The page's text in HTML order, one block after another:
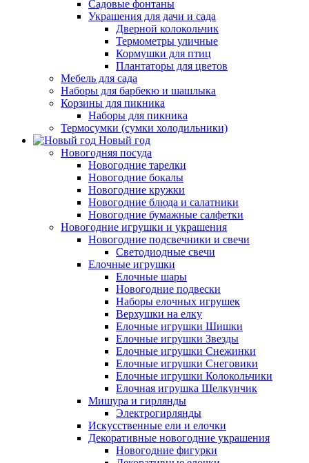
Садовые фонтаны
Украшения для дачи и сада
Дверной колокольчик
Термометры уличные
Кормушки для птиц
Плантаторы для цветов
Мебель для сада
Наборы для барбекю и шашлыка
Корзины для пикника
Наборы для пикника
Термосумки (сумки холодильники)
Новый год
Новогодняя посуда
Новогодние тарелки
Новогодние бокалы
Новогодние кружки
Новогодние блюда и салатники
Новогодние бумажные салфетки
Новогодние игрушки и украшения
Новогодние подсвечники и свечи
Светодиодные свечи
Елочные игрушки
Елочные шары
Новогодние подвески
Наборы елочных игрушек
Верхушки на елку
Елочные игрушки Шишки
Елочные игрушки Звезды
Елочные игрушки Снежинки
Елочные игрушки Снеговики
Елочные игрушки Колокольчики
Елочная игрушка Щелкунчик
Мишура и гирлянды
Электрогирлянды
Искусственные ели и елочки
Декоративные новогодние украшения
Новогодние фигурки